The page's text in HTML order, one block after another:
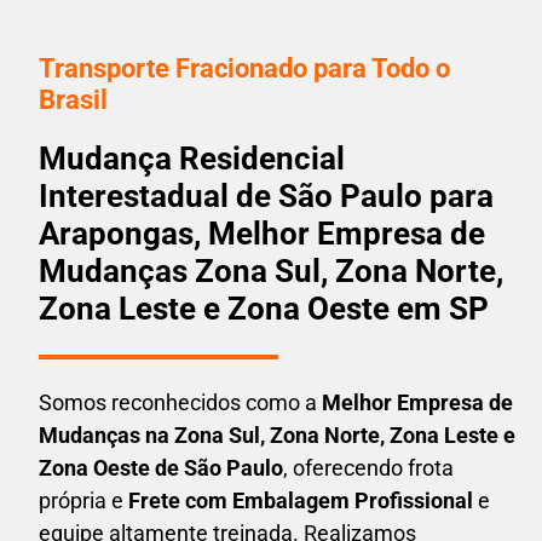
Transporte Fracionado para Todo o
Brasil
Mudança Residencial
Interestadual de São Paulo para
Arapongas, Melhor Empresa de
Mudanças Zona Sul, Zona Norte,
Zona Leste e Zona Oeste em SP
Somos reconhecidos como a Melhor Empresa de
Mudanças na Zona Sul, Zona Norte, Zona Leste e
Zona Oeste de São Paulo, oferecendo frota
própria e Frete com Embalagem Profissional e
equipe altamente treinada. Realizamos